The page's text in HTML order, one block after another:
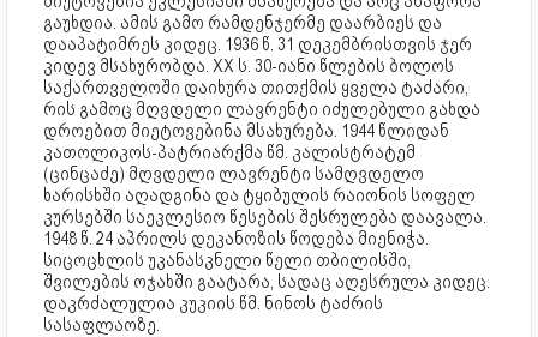
გაუხდია. ამის გამო რამდენჯერმე დაარბიეს და
დააპატიმრეს კიდეც. 1936 წ. 31 დეკემბრისთვის ჯერ
კიდევ მსახურობდა. XX ს. 30-იანი წლების ბოლოს
საქართველოში დაიხურა თითქმის ყველა ტაძარი,
რის გამოც მღვდელი ლავრენტი იძულებული გახდა
დროებით მიეტოვებინა მსახურება. 1944 წლიდან
კათოლიკოს-პატრიარქმა წმ. კალისტრატემ
(ცინცაძე) მღვდელი ლავრენტი სამღვდელო
ხარისხში აღადგინა და ტყიბულის რაიონის სოფელ
კურსებში საეკლესიო წესების შესრულება დაავალა.
1948 წ. 24 აპრილს დეკანოზის წოდება მიენიჭა.
სიცოცხლის უკანასკნელი წელი თბილისში,
შვილების ოჯახში გაატარა, სადაც აღესრულა კიდეც.
დაკრძალულია კუკიის წმ. ნინოს ტაძრის
სასაფლაოზე.